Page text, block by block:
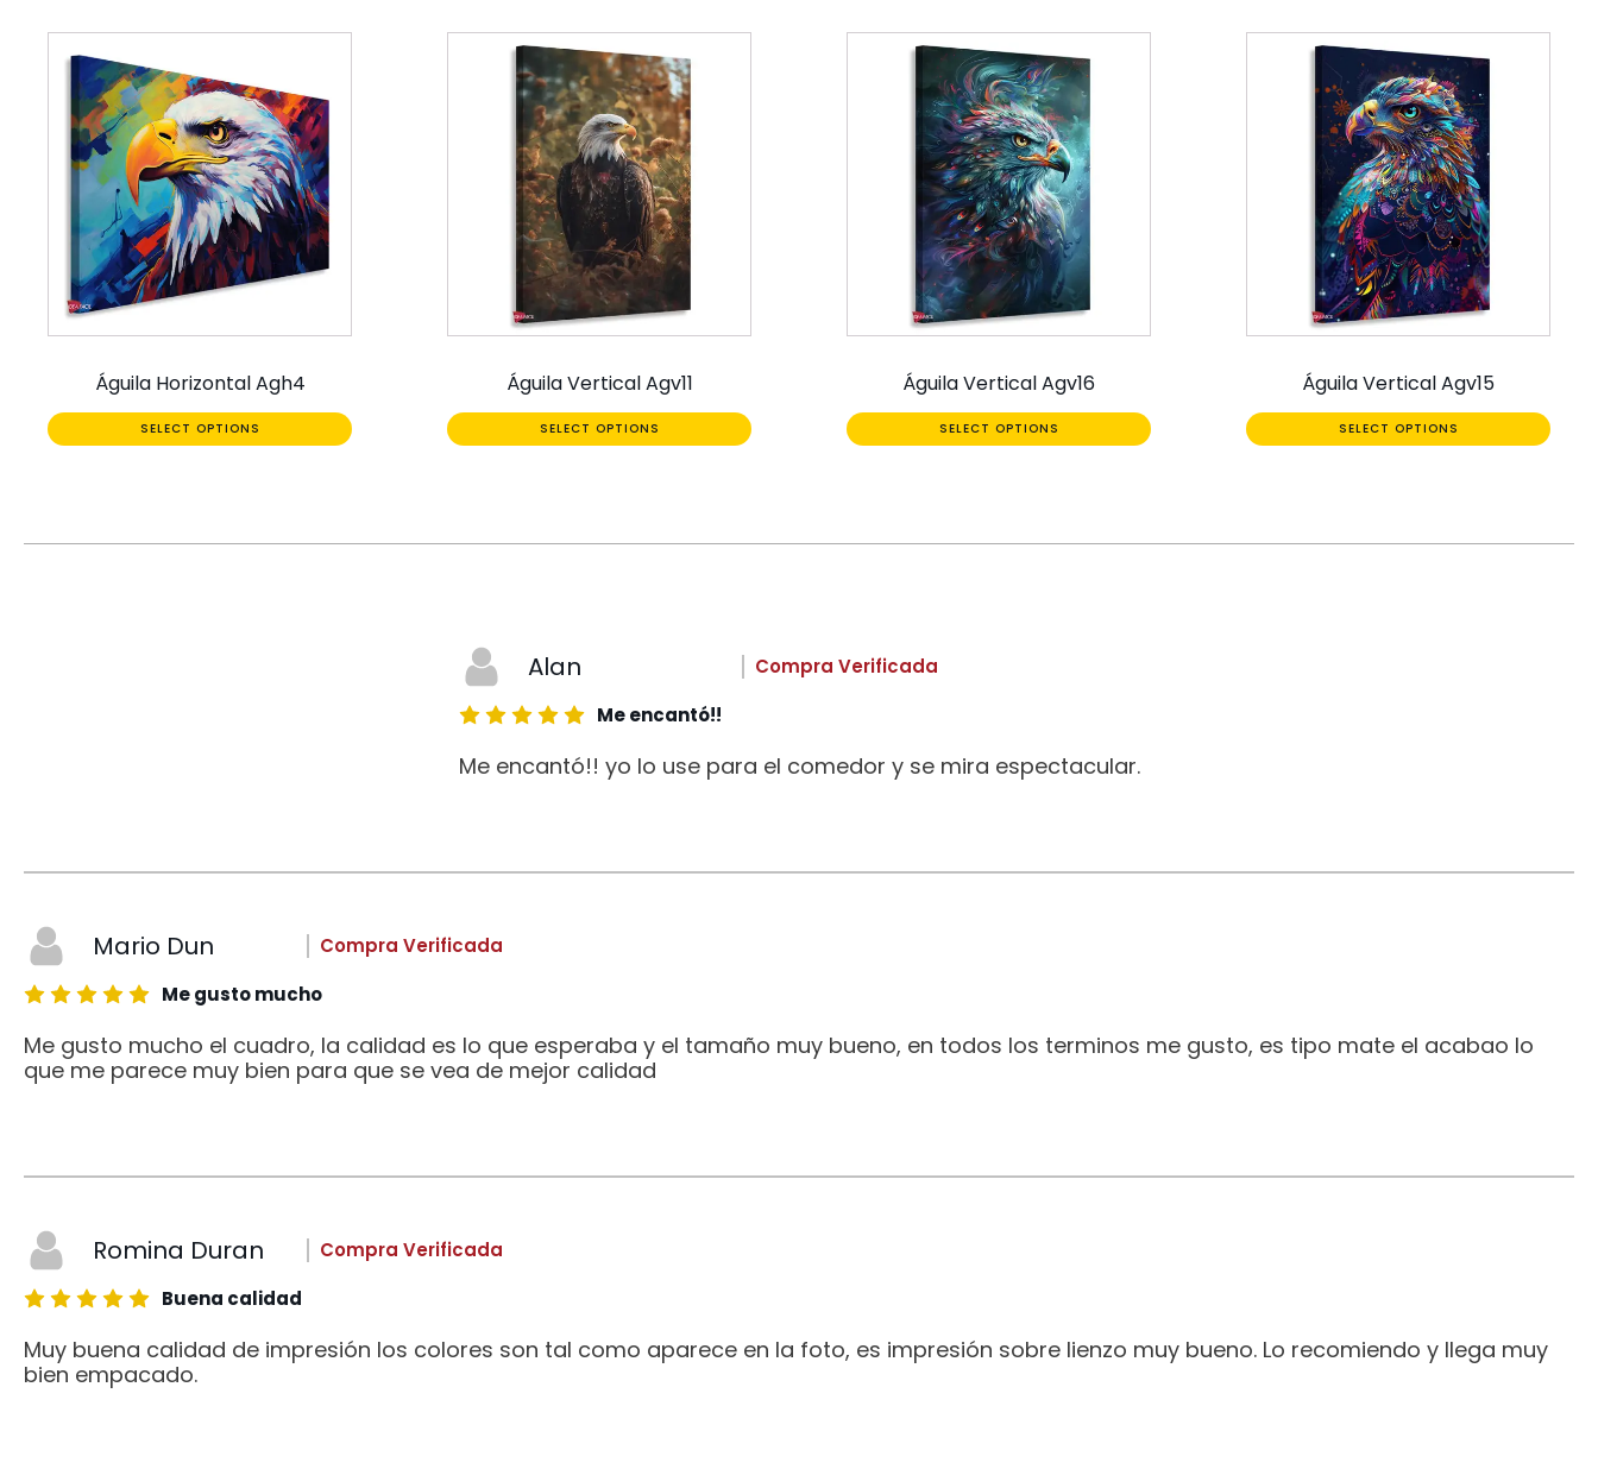
Águila Horizontal Agh4
SELECT OPTIONS
Águila Vertical Agv11
SELECT OPTIONS
Águila Vertical Agv16
SELECT OPTIONS
Águila Vertical Agv15
SELECT OPTIONS
Alan
Compra Verificada
Me encantó!!
Me encantó!! yo lo use para el comedor y se mira espectacular.
Mario Dun
Compra Verificada
Me gusto mucho
Me gusto mucho el cuadro, la calidad es lo que esperaba y el tamaño muy bueno, en todos los terminos me gusto, es tipo mate el acabao lo
que me parece muy bien para que se vea de mejor calidad
Romina Duran
Compra Verificada
Buena calidad
Muy buena calidad de impresión los colores son tal como aparece en la foto, es impresión sobre lienzo muy bueno. Lo recomiendo y llega muy
bien empacado.